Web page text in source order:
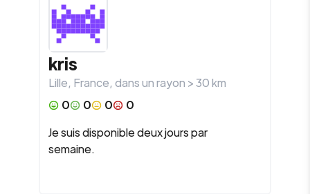
kris
Lille, France, dans un rayon >30km
0
0 0
0
Je suis disponible deux jours par
semaine.